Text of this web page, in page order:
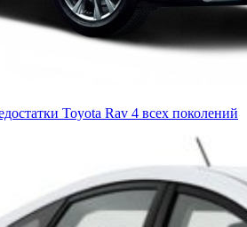
Toyota Rav 4 всех поколений